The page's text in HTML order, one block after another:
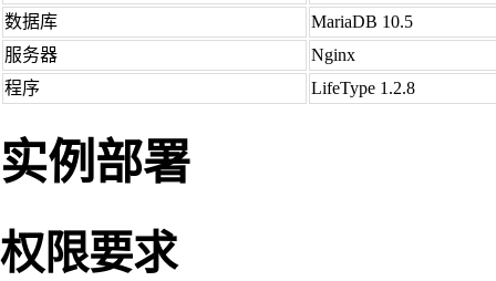
数据库
MariaDB 10.5
服务器
Nginx
程序
LifeType 1.2.8
实例部署
权限要求